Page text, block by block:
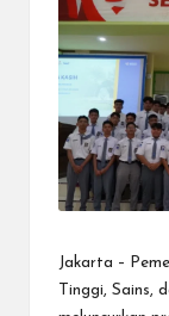
Jakarta –
Tinggi, Sains,